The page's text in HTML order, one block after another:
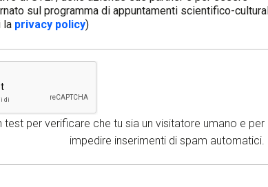
sul programma di appuntamenti scientifico-
la privacy policy)
test per verificare che tu sia un visitatore umano e per
impedire inserimenti di spam automatici.